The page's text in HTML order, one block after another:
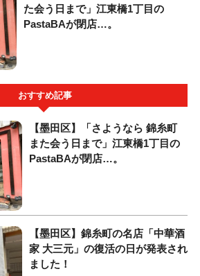
た会う日まで」江東橋1丁目の
PastaBAが閉店…。
おすすめ記事
【墨田区】「さようなら 錦糸町
また会う日まで」江東橋1丁目の
PastaBAが閉店…。
【墨田区】錦糸町の名店「中華酒
家 大三元」の復活の日が発表され
ました！